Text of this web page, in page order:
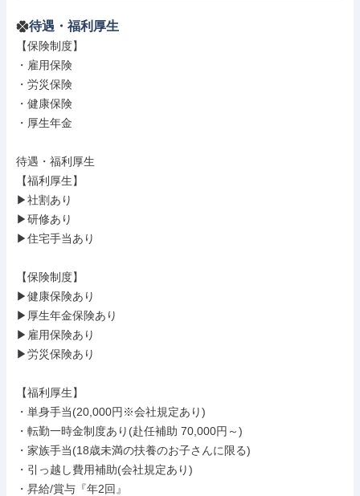
待遇・福利厚生
【保険制度】
・雇用保険
・労災保険
・健康保険
・厚生年金
待遇・福利厚生
【福利厚生】
▶社割あり
▶研修あり
▶住宅手当あり
【保険制度】
▶健康保険あり
▶厚生年金保険あり
▶雇用保険あり
▶労災保険あり
【福利厚生】
・単身手当(20,000円※会社規定あり)
・転勤一時金制度あり(赴任補助 70,000円～)
・家族手当(18歳未満の扶養のお子さんに限る)
・引っ越し費用補助(会社規定あり)
・昇給/賞与『年2回』